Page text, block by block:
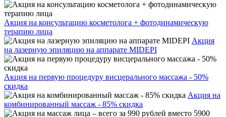
Акция на консультацию косметолога + фотодинамическую
терапию лица
Акция
на лазерную эпиляцию на аппарате MIDEPI
Акция на первую процедуру висцерального массажа - 50%
скидка
Акция на
комбинированный массаж - 85% скидка